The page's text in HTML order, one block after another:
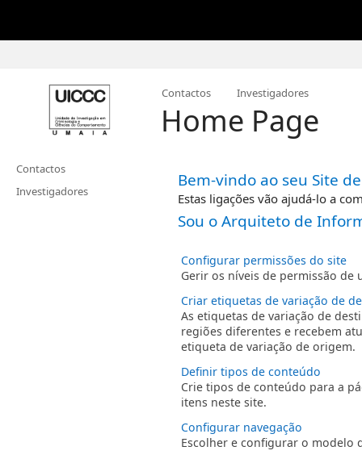
Contactos Investigadores
Home Page
Contactos
Investigadores
Bem-vindo ao seu Site
Estas ligações vão ajudá-lo a
Sou o Arquiteto de
Configurar permissões do site
Gerir os níveis de permissão de
Criar etiquetas de variação de
As etiquetas de variação de
regiões diferentes e recebem
etiqueta de variação de origem.
Definir tipos de conteúdo
Crie tipos de conteúdo para a
itens neste site.
Configurar navegação
Escolher e configurar o modelo